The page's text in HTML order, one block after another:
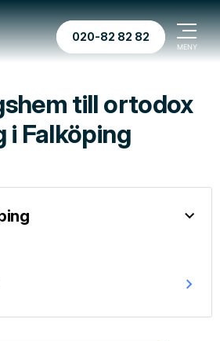
020-82 82 82
till ortodox
i Falköping